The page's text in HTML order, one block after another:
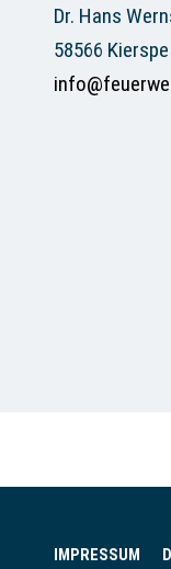
Dr. Hans
58566 Kierspe
IMPRESSUM